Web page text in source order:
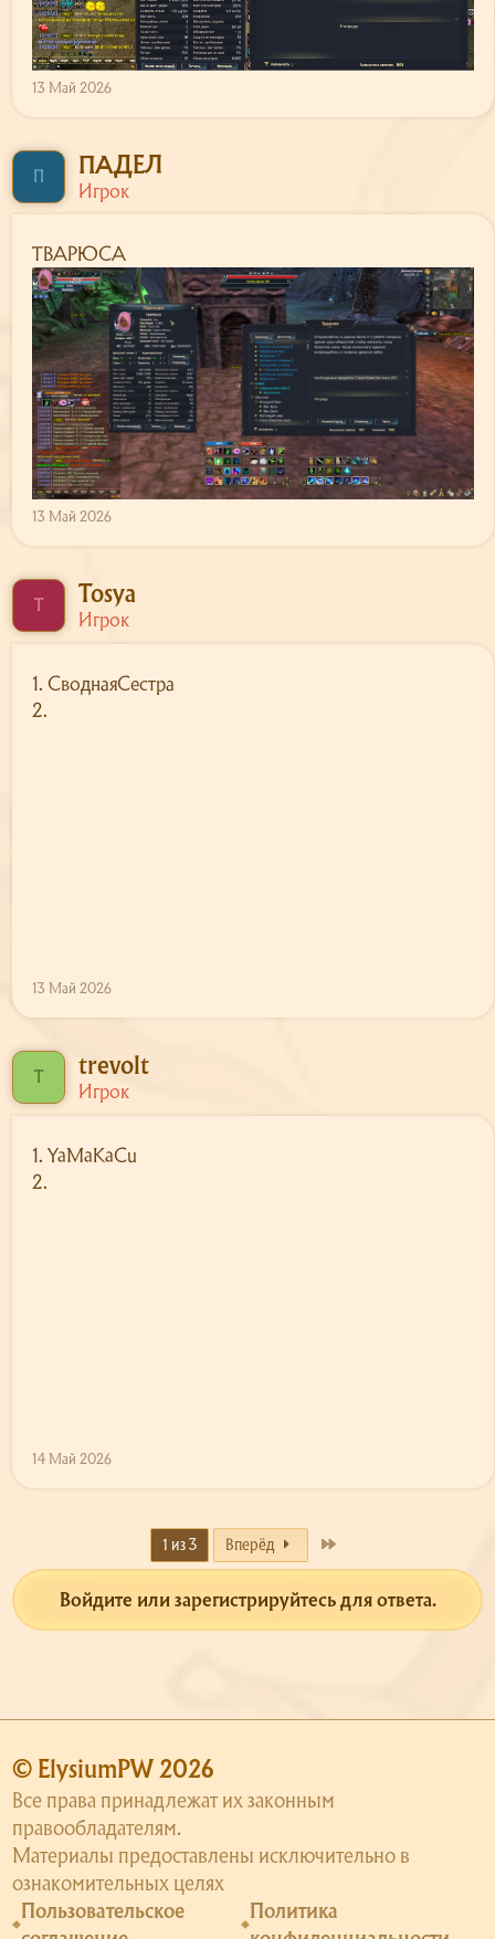
13 Май 2026
П ПАДЕЛ
Игрок
ТВАРЮСА
13 Май 2026
T Tosya
Игрок
1. СводнаяСестра
2.
13 Май 2026
T trevolt
Игрок
1. YaMaKaCu
2.
14 Май 2026
1 из 3 Вперёд
Войдите или зарегистрируйтесь для ответа.
© ElysiumPW 2026
Все права принадлежат их законным
правообладателям.
Материалы предоставлены исключительно в
ознакомительных целях
Пользовательское
Политика